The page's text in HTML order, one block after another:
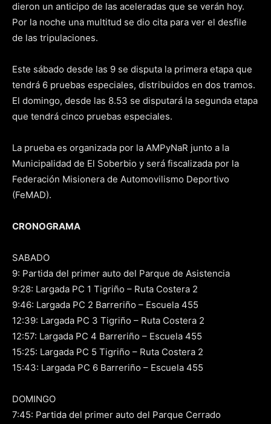
dieron un anticipo de las aceleradas que se verán hoy.
Por la noche una multitud se dio cita para ver el desfile
de las tripulaciones.
Este sábado desde las 9 se disputa la primera etapa que
tendrá 6 pruebas especiales, distribuidos en dos tramos.
El domingo, desde las 8.53 se disputará la segunda etapa
que tendrá cinco pruebas especiales.
La prueba es organizada por la AMPyNaR junto a la
Municipalidad de El Soberbio y será fiscalizada por la
Federación Misionera de Automovilismo Deportivo
(FeMAD).
CRONOGRAMA
SABADO
9: Partida del primer auto del Parque de Asistencia
9:28: Largada PC 1 Tigriño – Ruta Costera 2
9:46: Largada PC 2 Barreriño – Escuela 455
12:39: Largada PC 3 Tigriño – Ruta Costera 2
12:57: Largada PC 4 Barreriño – Escuela 455
15:25: Largada PC 5 Tigriño – Ruta Costera 2
15:43: Largada PC 6 Barreriño – Escuela 455
DOMINGO
7:45: Partida del primer auto del Parque Cerrado